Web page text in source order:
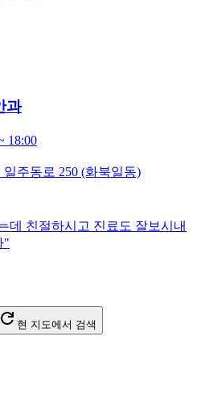
과
18:00
주동로 250 (화북일동)
데 친절하시고 진료도 잘보시내
"
현 지도에서 검색